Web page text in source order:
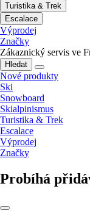
Turistika & Trek
Escalace
Výprodej
Značky
Zákaznický servis ve
Hledat
Nové produkty
Ski
Snowboard
Skialpinismus
Turistika & Trek
Escalace
Výprodej
Značky
Probíhá